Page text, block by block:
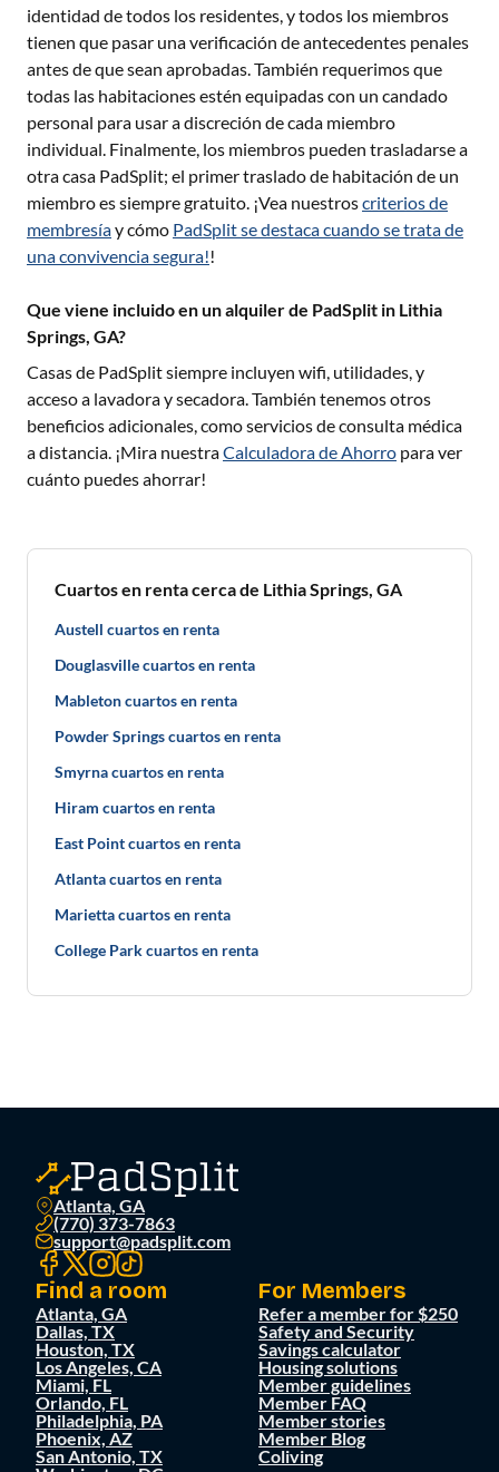
identidad de todos los residentes, y todos los miembros
tienen que pasar una verificación de antecedentes penales
antes de que sean aprobadas. También requerimos que
todas las habitaciones estén equipadas con un candado
personal para usar a discreción de cada miembro
individual. Finalmente, los miembros pueden trasladarse a
otra casa PadSplit; el primer traslado de habitación de un
miembro es siempre gratuito. ¡Vea nuestroscriterios de
membresíay cómo PadSplit se destaca cuando se trata de
una convivencia segura!!
Que viene incluido en un alquiler de PadSplit in Lithia
Springs, GA?
Casas de PadSplit siempre incluyen wifi, utilidades, y
acceso a lavadora y secadora. También tenemos otros
beneficios adicionales, como servicios de consulta médica
a distancia. ¡Mira nuestraCalculadora de Ahorro para ver
cuánto puedes ahorrar!
Cuartos en renta cerca de Lithia Springs, GA
Austell cuartos en renta
Douglasville cuartos en renta
Mableton cuartos en renta
Powder Springs cuartos en renta
Smyrna cuartos en renta
Hiram cuartos en renta
East Point cuartos en renta
Atlanta cuartos en renta
Marietta cuartos en renta
College Park cuartos en renta
Atlanta, GA
(770) 373-7863
support@padsplit.com
Find a room
Atlanta, GA
Dallas, TX
Houston, TX
Los Angeles, CA
Miami, FL
Orlando, FL
Philadelphia, PA
Phoenix, AZ
San Antonio, TX
For Members
Refer a member for $250
Safety and Security
Savings calculator
Housing solutions
Member guidelines
Member FAQ
Member stories
Member Blog
Coliving